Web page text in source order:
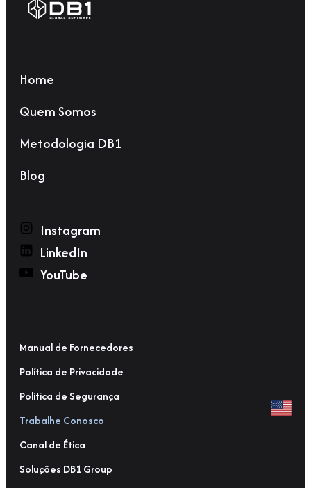
Home
Quem Somos
Metodologia DB1
Blog
Instagram
LinkedIn
YouTube
Manual de Fornecedores
Política de Privacidade
Política de Segurança
Trabalhe Conosco
Canal de Ética
Soluções DB1 Group